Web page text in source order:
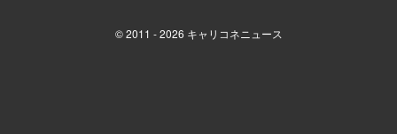
© 2011 - 2026 キャリコネニュース